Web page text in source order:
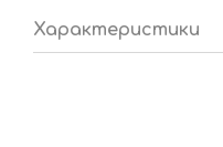
Характеристики